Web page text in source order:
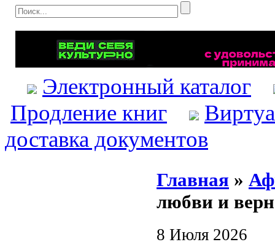
Электронный каталог
Продление книг
доставка документов
Главная »
любви и
8 Июля 2026